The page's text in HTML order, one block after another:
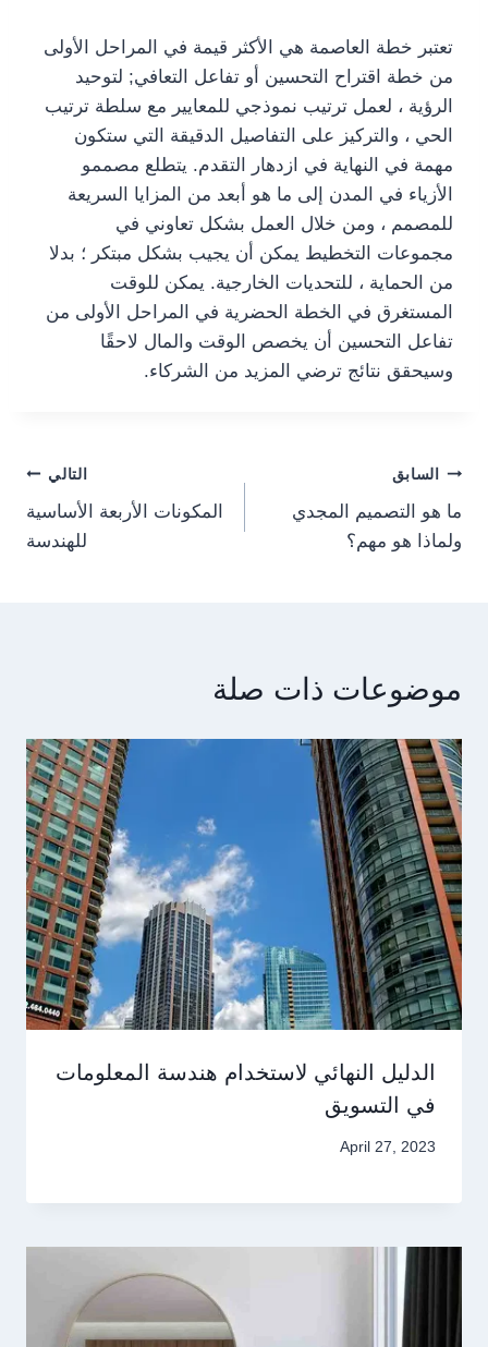
تعتبر خطة العاصمة هي الأكثر قيمة في المراحل الأولى
من خطة اقتراح التحسين أو تفاعل التعافي; لتوحيد
الرؤية ، لعمل ترتيب نموذجي للمعايير مع سلطة ترتيب
الحي ، والتركيز على التفاصيل الدقيقة التي ستكون
مهمة في النهاية في ازدهار التقدم. يتطلع مصممو
الأزياء في المدن إلى ما هو أبعد من المزايا السريعة
للمصمم ، ومن خلال العمل بشكل تعاوني في
مجموعات التخطيط يمكن أن يجيب بشكل مبتكر ؛ بدلا
من الحماية ، للتحديات الخارجية. يمكن للوقت
المستغرق في الخطة الحضرية في المراحل الأولى من
تفاعل التحسين أن يخصص الوقت والمال لاحقًا
وسيحقق نتائج ترضي المزيد من الشركاء.
Post
navigation
السابق
ما هو التصميم المجدي
ولماذا هو مهم؟
التالي
المكونات الأربعة الأساسية
للهندسة
موضوعات ذات صلة
الدليل النهائي لاستخدام هندسة المعلومات
في التسويق
April 27, 2023